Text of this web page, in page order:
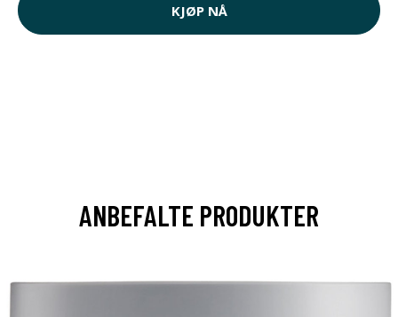
KJØP NÅ
ANBEFALTE PRODUKTER